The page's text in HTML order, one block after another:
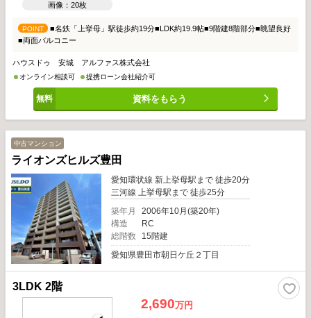
画像：20枚
POINT
■名鉄「上挙母」駅徒歩約19分■LDK約19.9帖■9階建8階部分■眺望良好
■両面バルコニー
ハウスドゥ 安城 アルファス株式会社
オンライン相談可 提携ローン会社紹介可
資料をもらう
中古マンション
ライオンズヒルズ豊田
愛知環状線 新上挙母駅まで 徒歩20分
三河線 上挙母駅まで 徒歩25分
築年月
2006年10月(築20年)
構造
RC
総階数
15階建
愛知県豊田市朝日ケ丘２丁目
3LDK 2階
2,690万円